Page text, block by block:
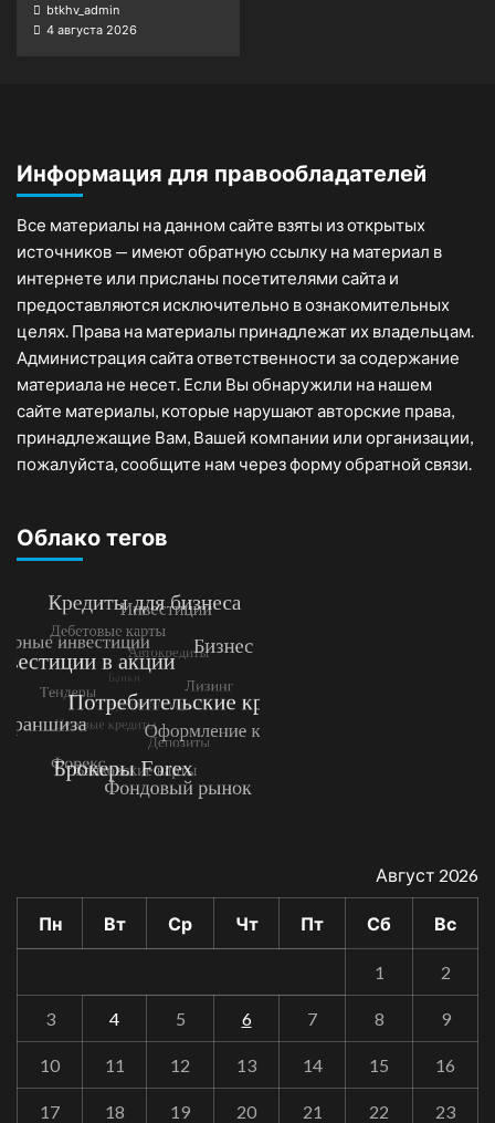
btkhv_admin
4 августа 2026
Информация для правообладателей
Все материалы на данном сайте взяты из открытых
источников — имеют обратную ссылку на материал в
интернете или присланы посетителями сайта и
предоставляются исключительно в ознакомительных
целях. Права на материалы принадлежат их владельцам.
Администрация сайта ответственности за содержание
материала не несет. Если Вы обнаружили на нашем
сайте материалы, которые нарушают авторские права,
принадлежащие Вам, Вашей компании или организации,
пожалуйста, сообщите нам через форму обратной связи.
Облако тегов
Август 2026
Пн Вт Ср Чт Пт Сб Вс
1 2
3 4 5 6 7 8 9
10 11 12 13 14 15 16
17 18 19 20 21 22 23